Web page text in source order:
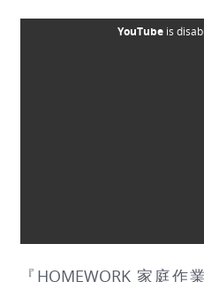
YouTubeis
『HOMEWORK 家庭作